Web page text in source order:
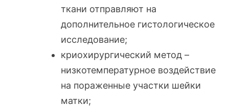
ткани отправляют на
дополнительное гистологическое
исследование;
криохирургический метод –
низкотемпературное воздействие
на пораженные участки шейки
матки;